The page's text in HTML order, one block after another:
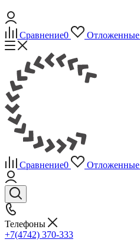
Сравнение0 Отложенные
Сравнение0 Отложенные
Телефоны
+7(4742) 370-333